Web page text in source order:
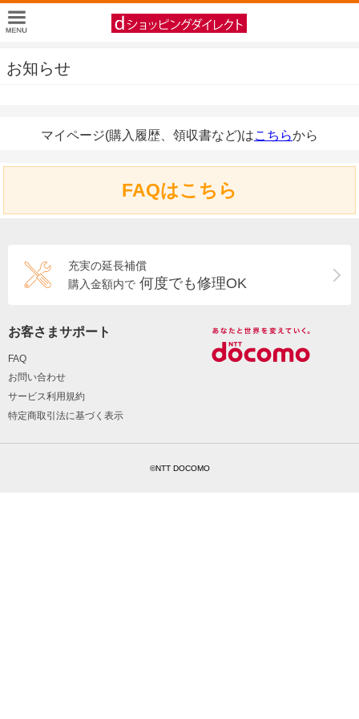
お知らせ
マイページ(購入履歴、領収書など)はこちらから
FAQはこちら
充実の延長補償
購入金額内で 何度でも修理OK
お客さまサポート
FAQ
お問い合わせ
サービス利用規約
特定商取引法に基づく表示
©NTT DOCOMO